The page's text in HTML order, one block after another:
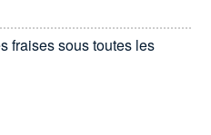
fraises sous toutes les